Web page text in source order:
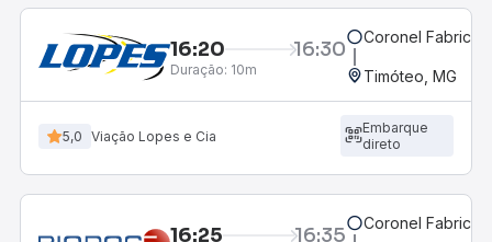
16:20 16:30
Duração: 10m
Coronel
Timóteo, MG
5,0 Viação Lopes e Cia
Embarque
direto
16:25 16:35 Coronel